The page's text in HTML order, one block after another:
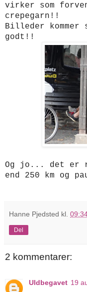
virker som
crepegarn!!
Billeder
godt!!
Og jo... det er
end 250 km og
Hanne Pjedsted kl.
Del
2 kommentarer:
Uldbegavet 19